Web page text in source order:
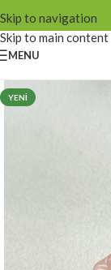
Skip to navigation
Skip to main content
MENU
YENI